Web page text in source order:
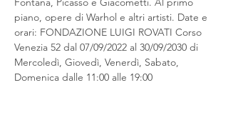
piano, opere di Warhol e altri artisti. Date e
orari: FONDAZIONE LUIGI ROVATI Corso
Venezia 52 dal 07/09/2022 al 30/09/2030 di
Mercoledì, Giovedì, Venerdì, Sabato,
Domenica dalle 11:00 alle 19:00